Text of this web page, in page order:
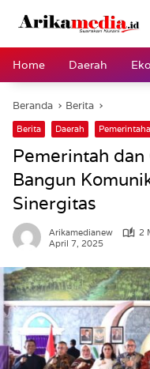
Home
Daerah
Beranda Berita
Berita Daerah
Pemerintah dan
Bangun
Sinergitas
Arikamedianew
2
April 7, 2025